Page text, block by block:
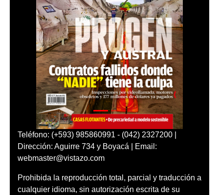
Teléfono: (+593) 985860991 - (042) 2327200 |
Dirección: Aguirre 734 y Boyacá | Email:
webmaster@vistazo.com
Prohibida la reproducción total, parcial y traducción a
cualquier idioma, sin autorización escrita de su